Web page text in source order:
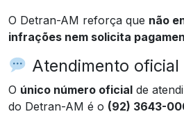
O Detran-AM reforça que não
infrações nem solicita
Atendimento oficial
O único número oficial de
do Detran-AM é o (92) 3643-